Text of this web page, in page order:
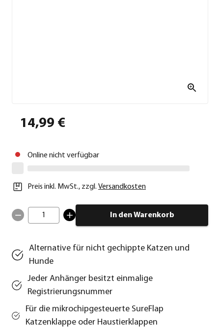
14,99 €
Online nicht verfügbar
Preis inkl. MwSt., zzgl. Versandkosten
1 In den Warenkorb
Alternative für nicht gechippte Katzen und
Hunde
Jeder Anhänger besitzt einmalige
Registrierungsnummer
Für die mikrochipgesteuerte SureFlap
Katzenklappe oder Haustierklappen